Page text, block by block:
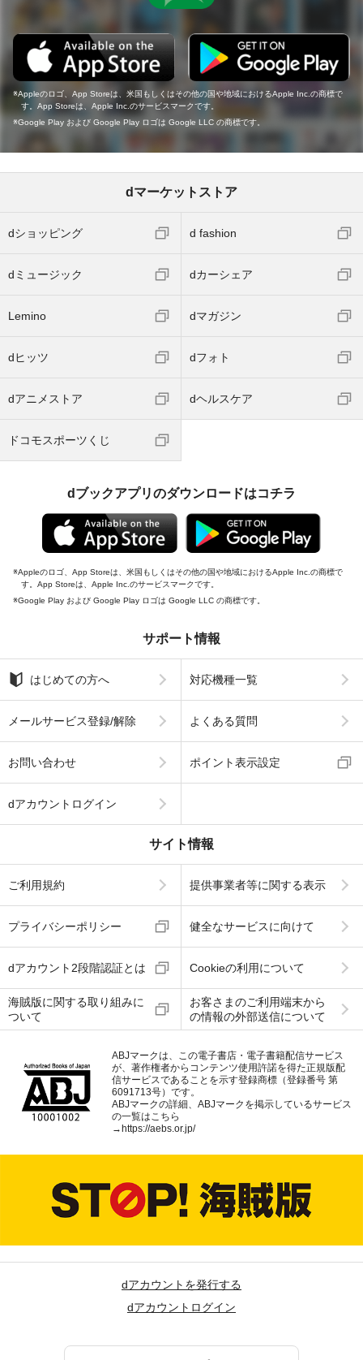
Appleのロゴ、App Storeは、米国もしくはその他の国や地域におけるApple Inc.の商標で
す。App Storeは、Apple Inc.のサービスマークです。
Google Play および Google Play ロゴは Google LLC の商標です。
dマーケットストア
dショッピング d fashion
dミュージック dカーシェア
Lemino dマガジン
dヒッツ dフォト
dアニメストア dヘルスケア
ドコモスポーツくじ
dブックアプリのダウンロードはコチラ
Appleのロゴ、App Storeは、米国もしくはその他の国や地域におけるApple Inc.の商標で
す。App Storeは、Apple Inc.のサービスマークです。
Google Play および Google Play ロゴは Google LLC の商標です。
サポート情報
はじめての方へ 対応機種一覧
メールサービス登録/解除 よくある質問
お問い合わせ ポイント表示設定
dアカウントログイン
サイト情報
ご利用規約 提供事業者等に関する表示
プライバシーポリシー 健全なサービスに向けて
dアカウント2段階認証とは Cookieの利用について
海賊版に関する取り組みに
ついて
お客さまのご利用端末から
の情報の外部送信について
ABJマークは、この電子書店・電子書籍配信サービス
が、著作権者からコンテンツ使用許諾を得た正規版配
信サービスであることを示す登録商標（登録番号 第
6091713号）です。
ABJマークの詳細、ABJマークを掲示しているサービス
の一覧はこちら
→ https://aebs.or.jp/
dアカウントを発行する
dアカウントログイン